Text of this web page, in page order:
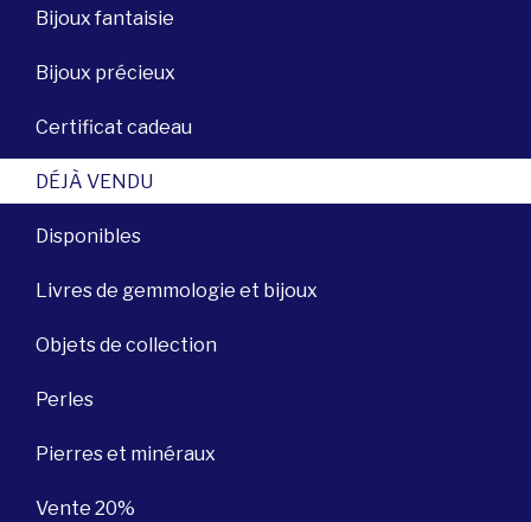
Bijoux fantaisie
Bijoux précieux
Certificat cadeau
DÉJÀ VENDU
Disponibles
Livres de gemmologie et bijoux
Objets de collection
Perles
Pierres et minéraux
Vente 20%